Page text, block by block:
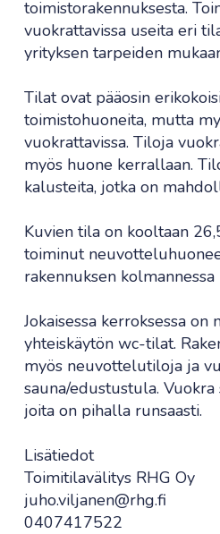
toimistorakennuksesta.
vuokrattavissa useita eri
yrityksen tarpeiden
Tilat ovat pääosin
toimistohuoneita, mutta
vuokrattavissa. Tiloja
myös huone kerrallaan.
kalusteita, jotka on
Kuvien tila on kooltaan
toiminut
rakennuksen kolmannessa
Jokaisessa kerroksessa
yhteiskäytön wc-tilat.
myös neuvottelutiloja ja
sauna/edustustula. Vuokra
joita on pihalla runsaasti.
Lisätiedot
Toimitilavälitys RHG Oy
juho.viljanen@rhg.fi
0407417522